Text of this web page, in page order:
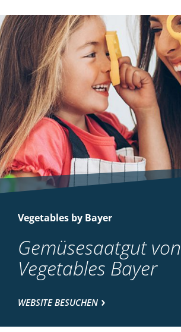
Vegetables by Bayer
Gemüsesaatgut von
Vegetables Bayer
WEBSITE BESUCHEN